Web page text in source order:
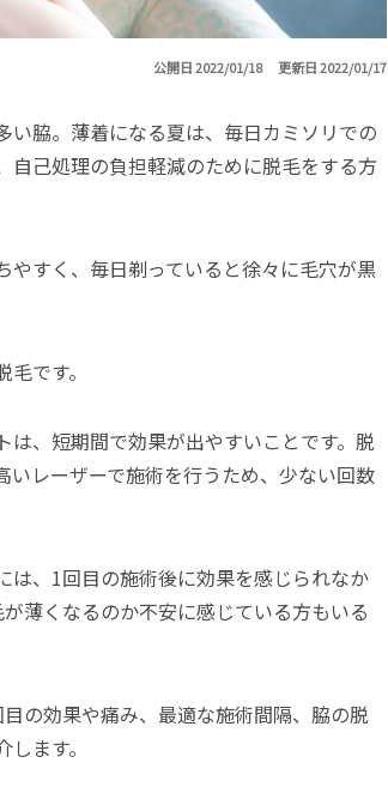
公開日 2022/01/18 更新日 2022/01/17
い脇。薄着になる夏は、毎日カミソリでの
自己処理の負担軽減のために脱毛をする方
すく、毎日剃っていると徐々に毛穴が黒
です。
、短期間で効果が出やすいことです。脱
レーザーで施術を行うため、少ない回数
は、1回目の施術後に効果を感じられなか
薄くなるのか不安に感じている方もいる
の効果や痛み、最適な施術間隔、脇の脱
ます。